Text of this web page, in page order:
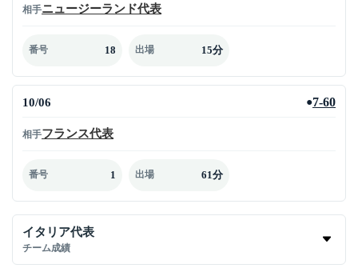
相手ニュージーランド代表
番号 18 出場 15分
10/06 ●7-60
相手フランス代表
番号 1 出場 61分
イタリア代表
チーム成績